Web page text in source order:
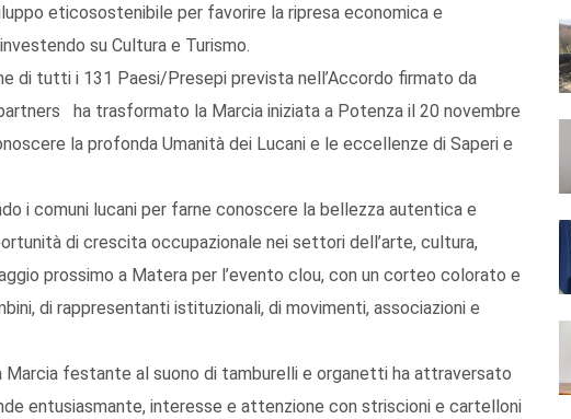
eticosostenibile per favorire la ripresa economica e
su Cultura e Turismo.
di tutti i 131 Paesi/Presepi prevista nell’Accordo firmato da
ha trasformato la Marcia iniziata a Potenza il 20 novembre
la profonda Umanità dei Lucani e le eccellenze di Saperi e
i comuni lucani per farne conoscere la bellezza autentica e
di crescita occupazionale nei settori dell’arte, cultura,
prossimo a Matera per l’evento clou, con un corteo colorato e
di rappresentanti istituzionali, di movimenti, associazioni e
Marcia festante al suono di tamburelli e organetti ha attraversato
entusiasmante, interesse e attenzione con striscioni e cartelloni